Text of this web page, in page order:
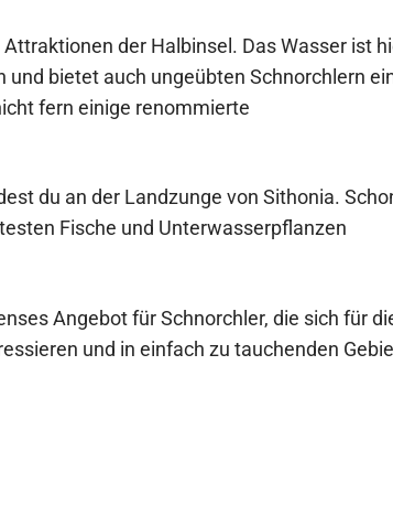
der Halbinsel. Das Wasser ist
bietet auch ungeübten Schnorchlern
fern einige renommierte
du an der Landzunge von Sithonia.
Fische und Unterwasserpflanzen
Angebot für Schnorchler, die sich für
und in einfach zu tauchenden